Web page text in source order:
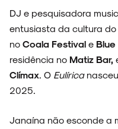
DJ e pesquisadora
entusiasta da cultura do
no Coala Festival e
residência no Matiz Bar,
Clímax. O Eulírica
2025.
Janaína não esconde a